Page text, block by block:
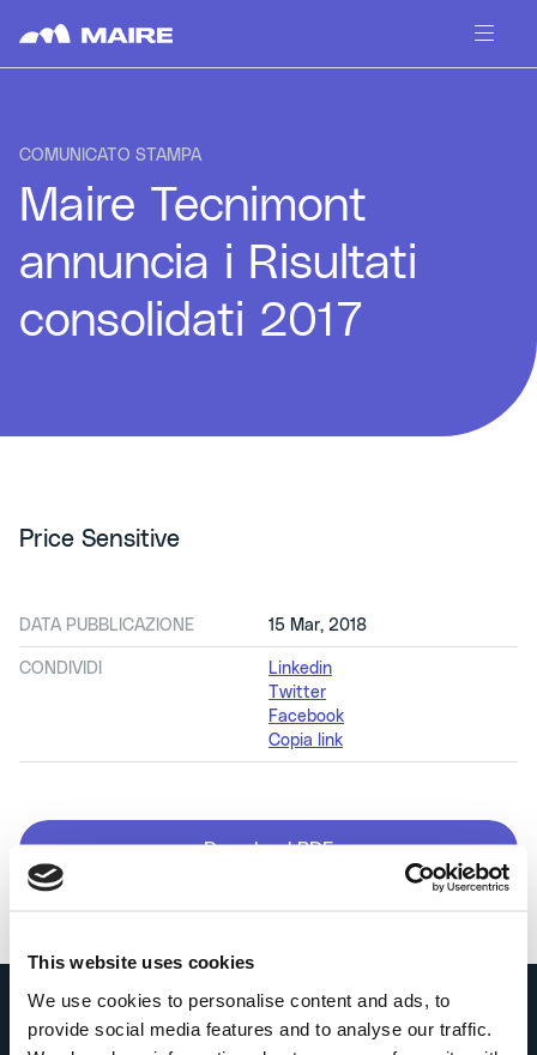
This website uses cookies
We use cookies to personalise content and ads, to
provide social media features and to analyse our traffic.
COMUNICATO STAMPA
Maire Tecnimont
annuncia i Risultati
consolidati 2017
Price Sensitive
DATA PUBBLICAZIONE 15 Mar, 2018
CONDIVIDI
Linkedin
Twitter
Facebook
Copia link
Download PDF